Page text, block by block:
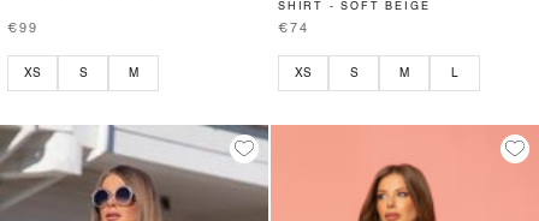
€99
XS S M
SHIRT - SOFT BEIGE
€74
XS S M L